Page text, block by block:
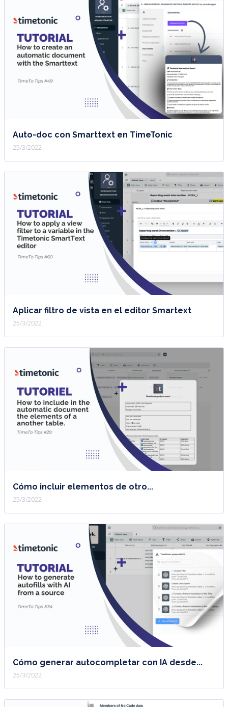
Auto-doc con Smarttext en TimeTonic
25/3/2022
Aplicar filtro de vista en el editor Smartext
25/3/2022
Cómo incluir elementos de otro...
25/3/2022
Cómo generar autocompletar con IA desde...
25/3/2022